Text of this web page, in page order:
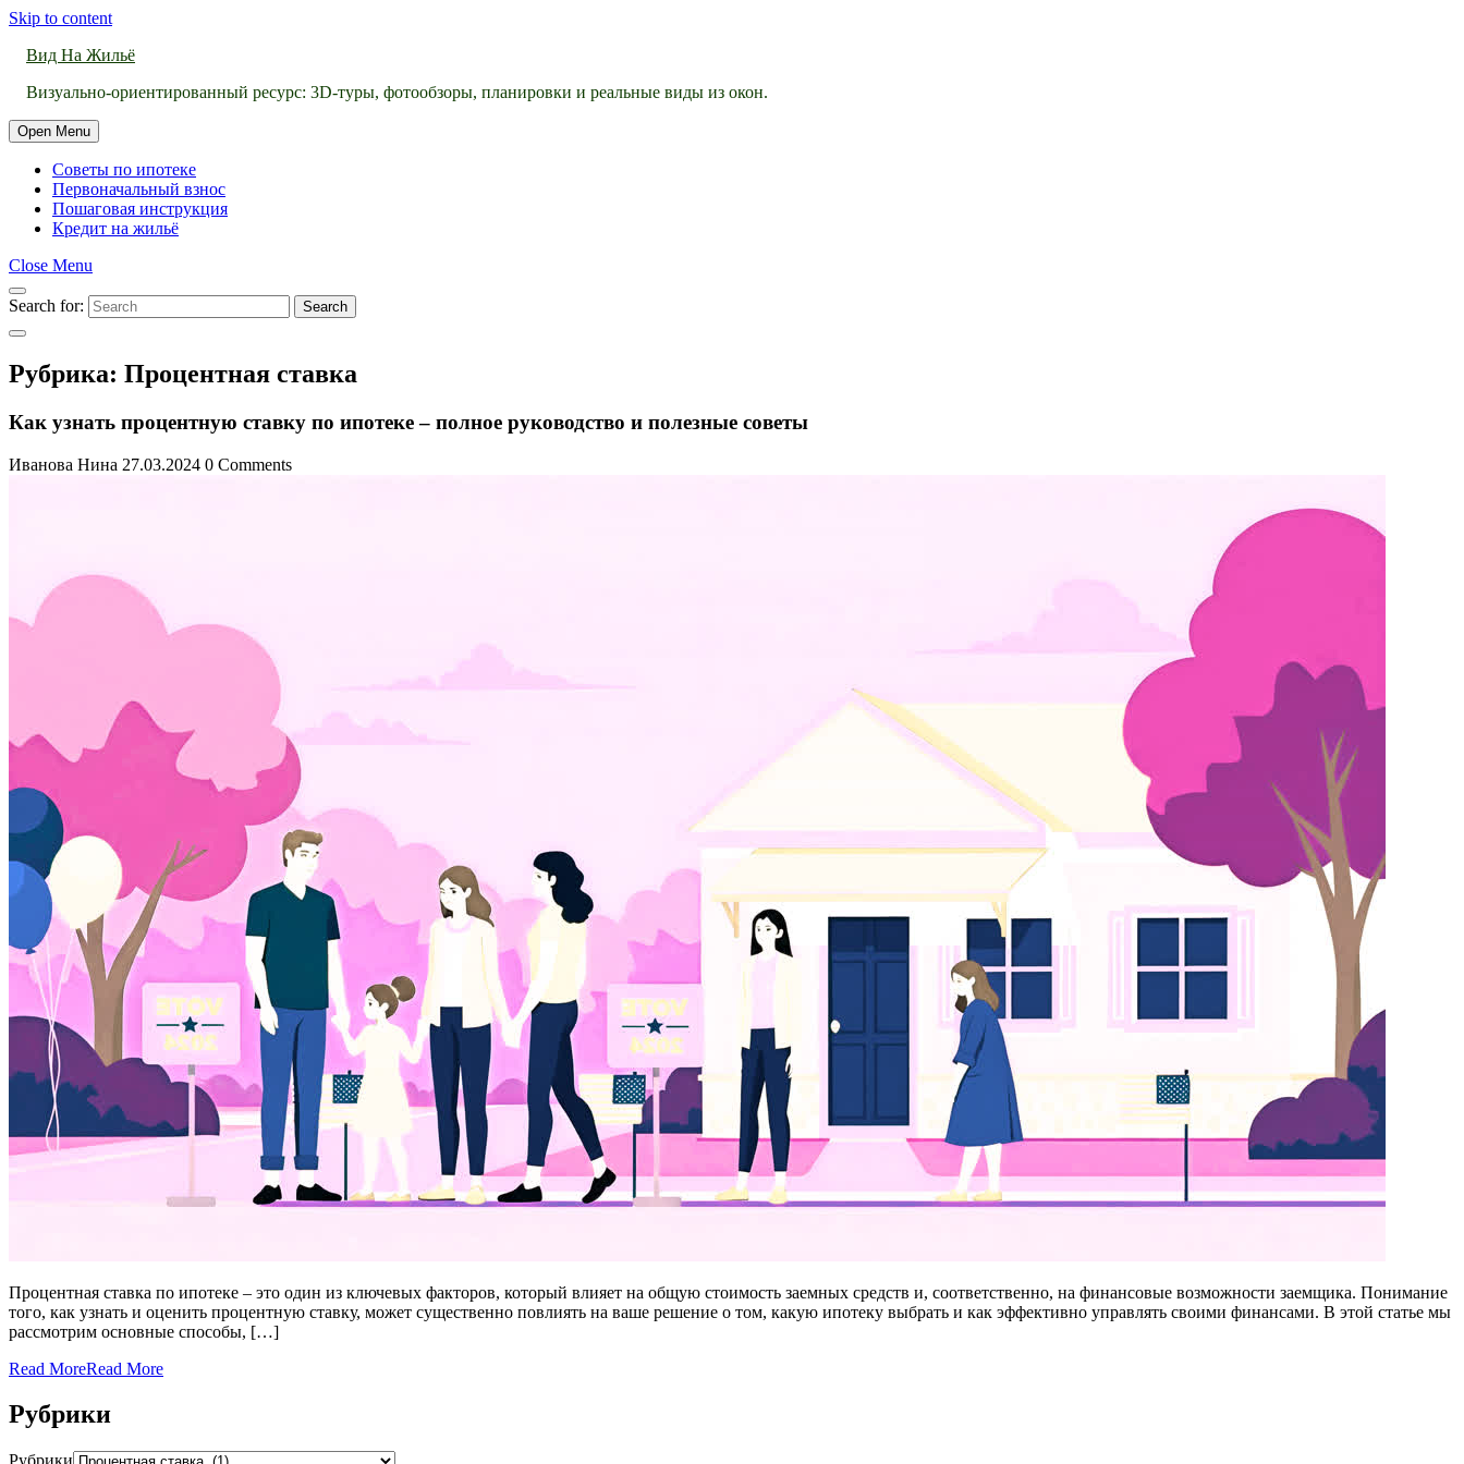
Skip to content
Вид На Жильё
Визуально-ориентированный ресурс: 3D-туры, фотообзоры, планировки и реальные виды из окон.
Open Menu
Советы по ипотеке
Первоначальный взнос
Пошаговая инструкция
Кредит на жильё
Close Menu
Search for: Search
Рубрика: Процентная ставка
Как узнать процентную ставку по ипотеке – полное руководство и полезные советы
Иванова Нина 27.03.2024 0 Comments
Процентная ставка по ипотеке – это один из ключевых факторов, который влияет на общую стоимость заемных средств и, соответственно, на финансовые возможности заемщика. Понимание
того, как узнать и оценить процентную ставку, может существенно повлиять на ваше решение о том, какую ипотеку выбрать и как эффективно управлять своими финансами. В этой статье мы
рассмотрим основные способы, […]
Read MoreRead More
Рубрики